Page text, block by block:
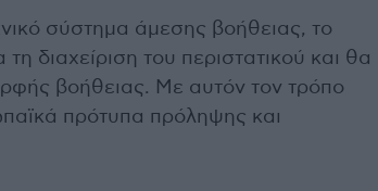
σύστημα άμεσης βοήθειας, το
διαχείριση του περιστατικού και θα
βοήθειας. Με αυτόν τον τρόπο
πρότυπα πρόληψης και